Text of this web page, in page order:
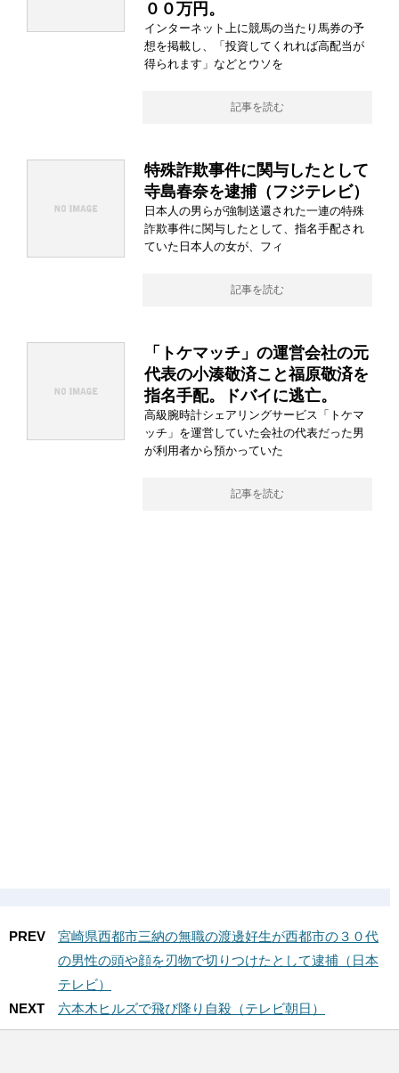
００万円。
インターネット上に競馬の当たり馬券の予
想を掲載し、「投資してくれれば高配当が
得られます」などとウソを
記事を読む
特殊詐欺事件に関与したとして
寺島春奈を逮捕（フジテレビ）
日本人の男らが強制送還された一連の特殊
詐欺事件に関与したとして、指名手配され
ていた日本人の女が、フィ
記事を読む
「トケマッチ」の運営会社の元
代表の小湊敬済こと福原敬済を
指名手配。ドバイに逃亡。
高級腕時計シェアリングサービス「トケマ
ッチ」を運営していた会社の代表だった男
が利用者から預かっていた
記事を読む
PREV
宮崎県西都市三納の無職の渡邊好生が西都市の３０代
の男性の頭や顔を刃物で切りつけたとして逮捕（日本
テレビ）
NEXT
六本木ヒルズで飛び降り自殺（テレビ朝日）